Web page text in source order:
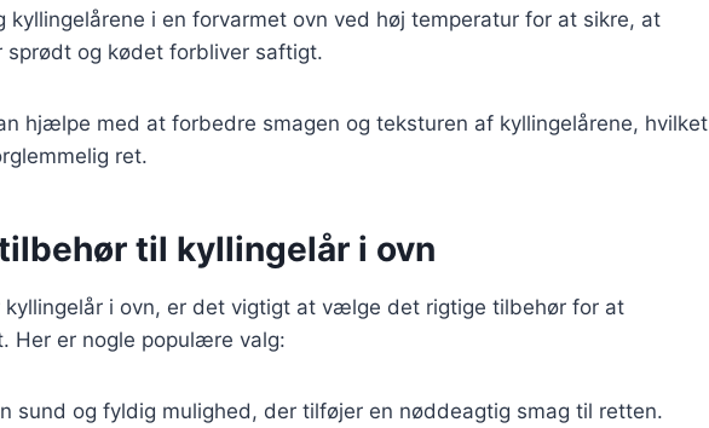
kyllingelårene i en forvarmet ovn ved høj temperatur for at sikre, at
sprødt og kødet forbliver saftigt.
hjælpe med at forbedre smagen og teksturen af kyllingelårene, hvilket
ret.
til kyllingelår i ovn
kyllingelår i ovn, er det vigtigt at vælge det rigtige tilbehør for at
Her er nogle populære valg:
sund og fyldig mulighed, der tilføjer en nøddeagtig smag til retten.